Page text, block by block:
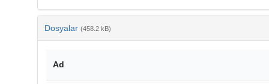
Dosyalar (458.2 kB)
Ad